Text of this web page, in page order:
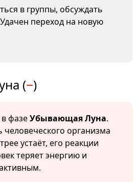
в группы, обсуждать
переход на новую
(−)
фазеУбывающая Луна.
организма
устаёт, его реакции
теряет энергию и